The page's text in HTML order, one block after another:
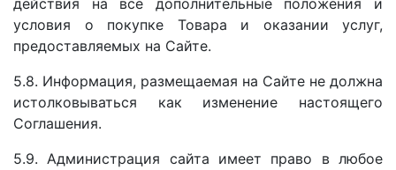
действия на все дополнительные положения и
условия о покупке Товара и оказании услуг,
предоставляемых на Сайте.
5.8. Информация, размещаемая на Сайте не должна
истолковываться как изменение настоящего
Соглашения.
5.9. Администрация сайта имеет право в любое